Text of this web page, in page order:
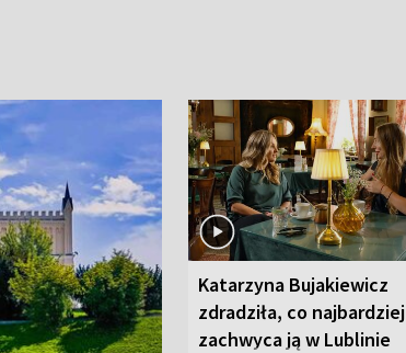
Katarzyna Bujakiewicz
zdradziła, co najbardziej
zachwyca ją w Lublinie